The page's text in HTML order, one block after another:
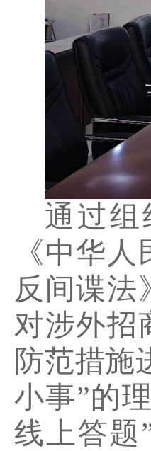
通过组
《中华
反间谍法
对涉外招
防范措施
小事”的
线上答题